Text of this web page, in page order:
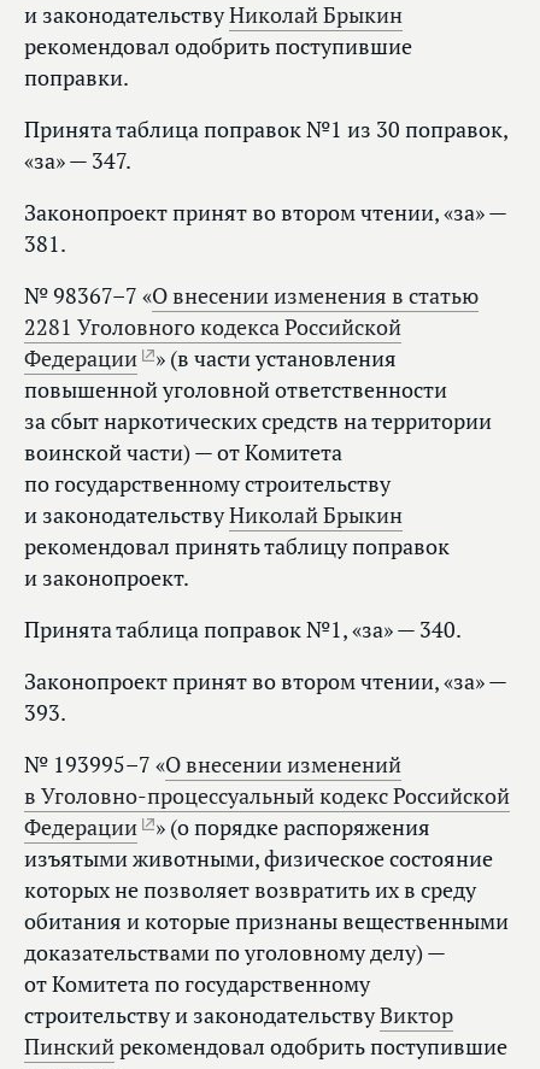
и законодательствуНиколай Брыкин
рекомендовал одобрить поступившие
поправки.
Принята таблица поправок №1 из 30 поправок,
«за» — 347.
Законопроект принят во втором чтении, «за» —
381.
№ 98367–7 «О внесении изменения в статью
2281 Уголовного кодекса Российской
Федерации
» (в части установления
повышенной уголовной ответственности
за сбыт наркотических средств на территории
воинской части) — от Комитета
по государственному строительству
и законодательствуНиколай Брыкин
рекомендовал принять таблицу поправок
и законопроект.
Принята таблица поправок №1, «за» — 340.
Законопроект принят во втором чтении, «за» —
393.
№ 193995–7 «О внесении изменений
в Уголовно-процессуальный кодекс Российской
Федерации
» (о порядке распоряжения
изъятыми животными, физическое состояние
которых не позволяет возвратить их в среду
обитания и которые признаны вещественными
доказательствами по уголовному делу) —
от Комитета по государственному
строительству и законодательствуВиктор
Пинскийрекомендовал одобрить поступившие